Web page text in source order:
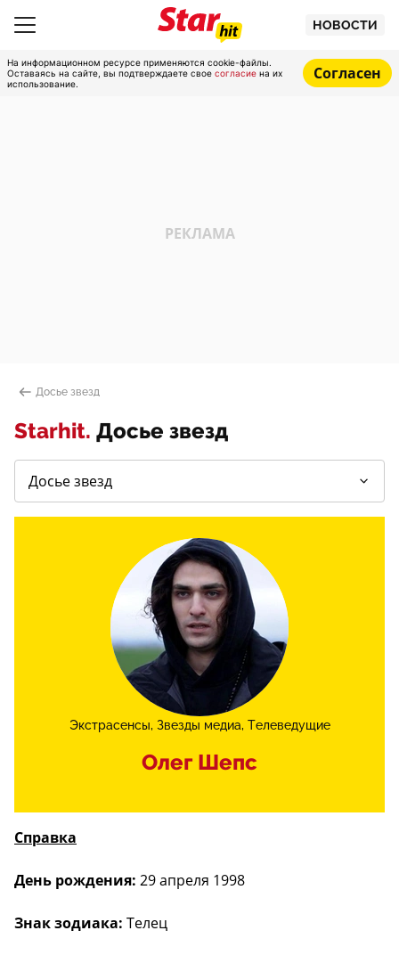
НОВОСТИ
На информационном ресурсе применяются cookie-файлы.
Оставаясь на сайте, вы подтверждаете свое согласие на их
использование.
Согласен
Досье звезд
Starhit. Досье звезд
Экстрасенсы Звезды медиа Телеведущие
Олег Шепс
Справка
День рождения: 29 апреля 1998
Знак зодиака: Телец